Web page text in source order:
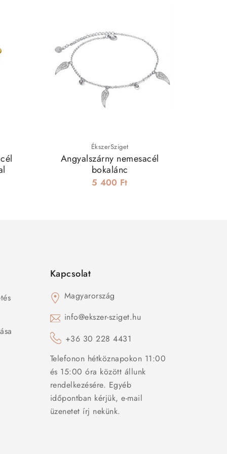
ÉkszerSziget
Angyalszárny nemesacél
bokalánc
5 400 Ft
Kapcsolat
Magyarország
info@ekszer-sziget.hu
+36 30 228 4431
Telefonon hétköznapokon 11:00
és 15:00 óra között állunk
rendelkezésére. Egyéb
időpontban kérjük, e-mail
üzenetet írj nekünk.